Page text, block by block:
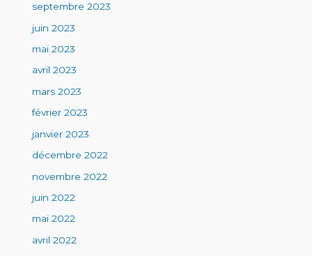
septembre 2023
juin 2023
mai 2023
avril 2023
mars 2023
février 2023
janvier 2023
décembre 2022
novembre 2022
juin 2022
mai 2022
avril 2022